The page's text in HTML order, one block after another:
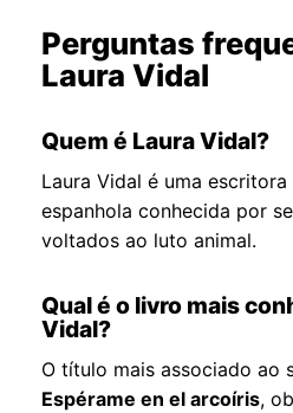
Perguntas
Laura Vidal
Quem é Laura Vidal?
Laura Vidal é uma
espanhola conhecida por
voltados ao luto animal.
Qual é o livro mais
Vidal?
O título mais associado ao
Espérame en el arcoíris,